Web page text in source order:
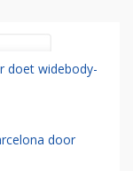
doet widebody-
door